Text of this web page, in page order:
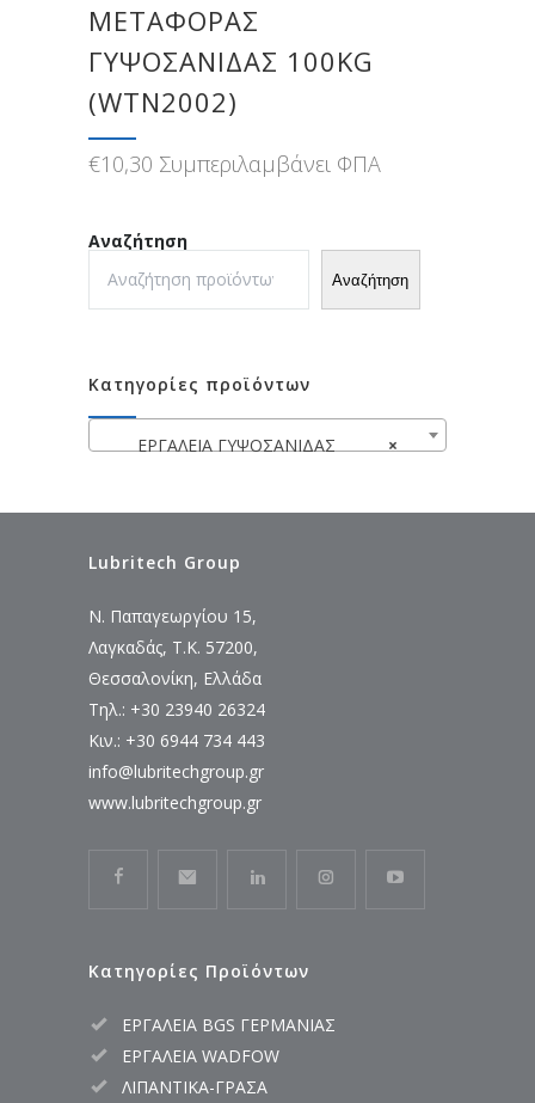
ΜΕΤΑΦΟΡΑΣ
ΓΥΨΟΣΑΝΙΔΑΣ 100KG
(WTN2002)
€10,30 Συμπεριλαμβάνει ΦΠΑ
Αναζήτηση
Αναζήτηση
Κατηγορίες προϊόντων
×
ΕΡΓΑΛΕΙΑ ΓΥΨΟΣΑΝΙΔΑΣ
Lubritech Group
Ν. Παπαγεωργίου 15,
Λαγκαδάς, Τ.Κ. 57200,
Θεσσαλονίκη, Ελλάδα
Τηλ.: +30 23940 26324
Κιν.: +30 6944 734 443
info@lubritechgroup.gr
www.lubritechgroup.gr
Κατηγορίες Προϊόντων
ΕΡΓΑΛΕΙΑ BGS ΓΕΡΜΑΝΙΑΣ
ΕΡΓΑΛΕΙΑ WADFOW
ΛΙΠΑΝΤΙΚΑ-ΓΡΑΣΑ